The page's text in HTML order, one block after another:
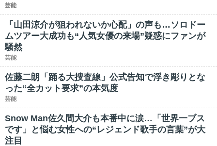
芸能
「山田涼介が狙われないか心配」の声も…ソロドー
ムツアー大成功も“人気女優の来場”疑惑にファンが
騒然
芸能
佐藤二朗「踊る大捜査線」公式告知で浮き彫りとな
った“全カット要求”の本気度
芸能
Snow Man佐久間大介も本番中に涙…「世界一ブス
です」と悩む女性への“レジェンド歌手の言葉”が大
注目